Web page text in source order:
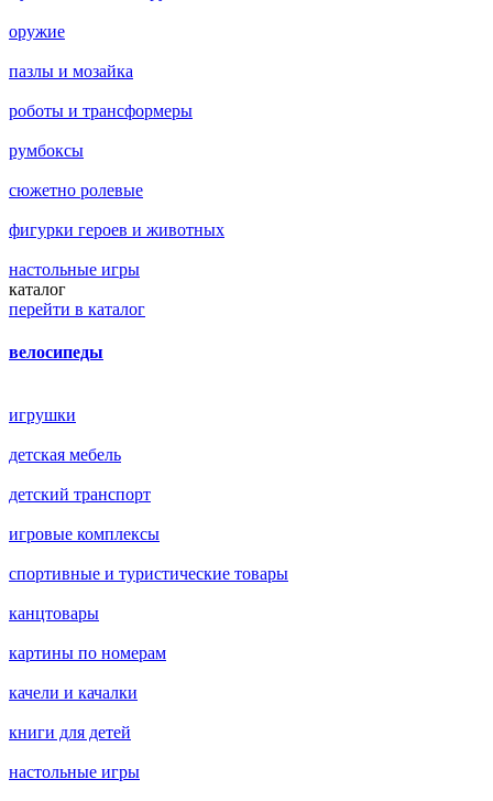
оружие
пазлы и мозайка
роботы и трансформеры
румбоксы
сюжетно ролевые
фигурки героев и животных
настольные игры
каталог
перейти в каталог
велосипеды
игрушки
детская мебель
детский транспорт
игровые комплексы
спортивные и туристические товары
канцтовары
картины по номерам
качели и качалки
книги для детей
настольные игры